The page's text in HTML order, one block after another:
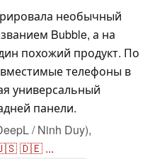
необычный
Bubble, а на
похожий продукт. По
телефоны в
универсальный
панели.
/ Ninh Duy),
🇩🇪 ...